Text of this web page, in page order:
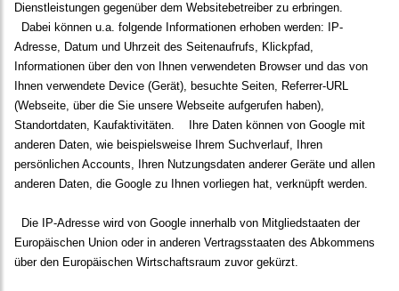
Dienstleistungen gegenüber dem Websitebetreiber zu erbringen.
Dabei können u.a. folgende Informationen erhoben werden: IP-
Adresse, Datum und Uhrzeit des Seitenaufrufs, Klickpfad,
Informationen über den von Ihnen verwendeten Browser und das von
Ihnen verwendete Device (Gerät), besuchte Seiten, Referrer-URL
(Webseite, über die Sie unsere Webseite aufgerufen haben),
Standortdaten, Kaufaktivitäten.
Ihre Daten können von Google mit
anderen Daten, wie beispielsweise Ihrem Suchverlauf, Ihren
persönlichen Accounts, Ihren Nutzungsdaten anderer Geräte und allen
anderen Daten, die Google zu Ihnen vorliegen hat, verknüpft werden.
Die IP-Adresse wird von Google innerhalb von Mitgliedstaaten der
Europäischen Union oder in anderen Vertragsstaaten des Abkommens
über den Europäischen Wirtschaftsraum zuvor gekürzt.